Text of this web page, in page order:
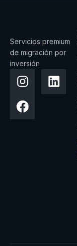
Servicios premium
de migración por
inversión